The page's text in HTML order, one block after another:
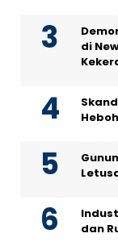
di
dan